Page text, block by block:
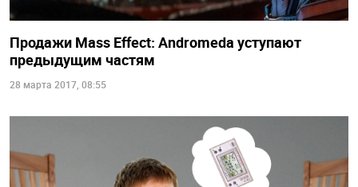
Продажи Mass Effect: Andromeda уступают
предыдущим частям
28 марта 2017, 08:55